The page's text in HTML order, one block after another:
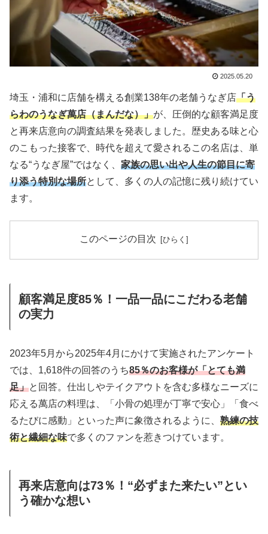
2025.05.20
埼玉・浦和に店舗を構える創業138年の老舗うなぎ店「う
らわのうなぎ萬店（まんだな）」が、圧倒的な顧客満足度
と再来店意向の調査結果を発表しました。歴史ある味と心
のこもった接客で、時代を超えて愛されるこの名店は、単
なる“うなぎ屋”ではなく、 家族の思い出や人生の節目に寄
り添う特別な場所として、多くの人の記憶に残り続けてい
ます。
このページの目次
顧客満足度85％！一品一品にこだわる老舗
の実力
2023年5月から2025年4月にかけて実施されたアンケート
では、1,618件の回答のうち85％のお客様が「とても満
足」と回答。仕出しやテイクアウトを含む多様なニーズに
応える萬店の料理は、「小骨の処理が丁寧で安心」「食べ
るたびに感動」といった声に象徴されるように、 熟練の技
術と繊細な味で多くのファンを惹きつけています。
再来店意向は73％！“必ずまた来たい”とい
う確かな想い